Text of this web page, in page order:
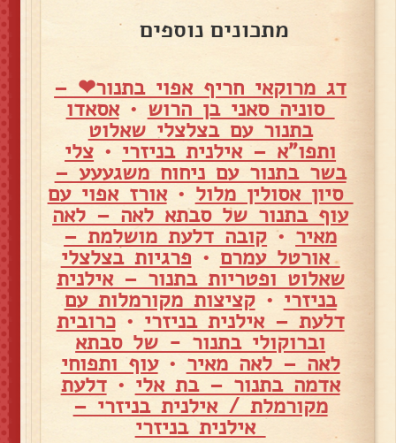
מתכונים נוספים
דג מרוקאי חריף אפוי בתנור❤ –
סוניה סאני בן הרוש •אסאדו
בתנור עם בצלצלי שאלוט
ותפו"א – אילנית בניזרי • צלי
בשר בתנור עם ניחוח משגעעע –
סיון אסולין מלול •אורז אפוי עם
עוף בתנור של סבתא לאה – לאה
מאיר • קובה דלעת מושלמת –
אורטל עמרם • פרגיות בצלצלי
שאלוט ופטריות בתנור – אילנית
בניזרי •קציצות מקורמלות עם
דלעת – אילנית בניזרי •כרובית
וברוקולי בתנור - של סבתא
לאה – לאה מאיר •עוף ותפוחי
אדמה בתנור – בת אלי •דלעת
מקורמלת / אילנית בניזרי –
אילנית בניזרי